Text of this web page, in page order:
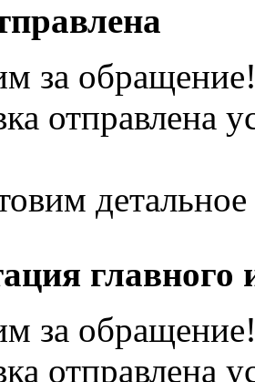
за
отправлена
главного
за
отправлена